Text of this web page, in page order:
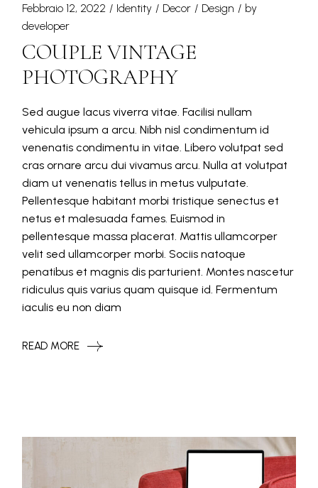
Febbraio 12, 2022 Identity Decor Design
by
developer
COUPLE VINTAGE
PHOTOGRAPHY
Sed augue lacus viverra vitae. Facilisi nullam
vehicula ipsum a arcu. Nibh nisl condimentum id
venenatis condimentu in vitae. Libero volutpat sed
cras ornare arcu dui vivamus arcu. Nulla at volutpat
diam ut venenatis tellus in metus vulputate.
Pellentesque habitant morbi tristique senectus et
netus et malesuada fames. Euismod in
pellentesque massa placerat. Mattis ullamcorper
velit sed ullamcorper morbi. Sociis natoque
penatibus et magnis dis parturient. Montes nascetur
ridiculus quis varius quam quisque id. Fermentum
iaculis eu non diam
READ MORE